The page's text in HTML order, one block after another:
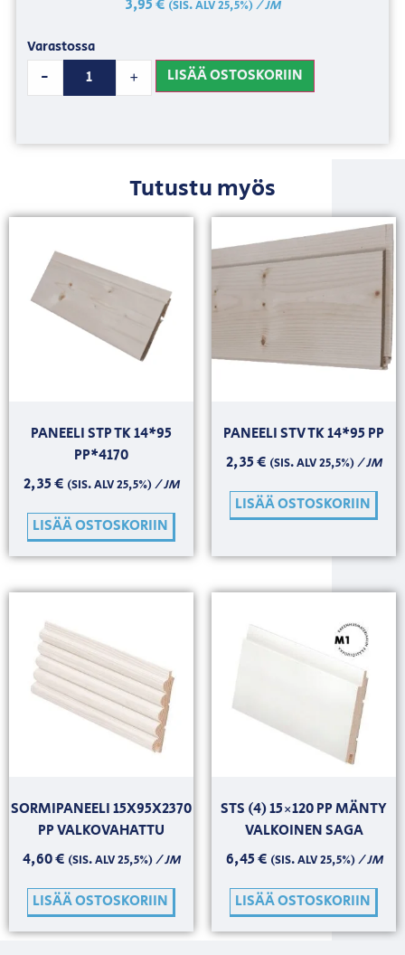
3,95€ (SIS. ALV 25,5%)/ JM
Varastossa
- + LISÄÄ OSTOSKORIIN
Tutustu myös
PANEELI STP TK 14*95
PP*4170
2,35€ (SIS. ALV 25,5%)/ JM
LISÄÄ OSTOSKORIIN
PANEELI STV TK 14*95 PP
2,35€ (SIS. ALV 25,5%)/ JM
LISÄÄ OSTOSKORIIN
SORMIPANEELI 15X95X2370
PP VALKOVAHATTU
4,60€ (SIS. ALV 25,5%)/ JM
LISÄÄ OSTOSKORIIN
STS (4) 15×120 PP MÄNTY
VALKOINEN SAGA
6,45€ (SIS. ALV 25,5%)/ JM
LISÄÄ OSTOSKORIIN